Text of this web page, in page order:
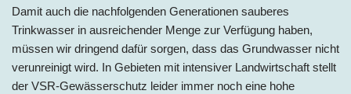
Damit auch die nachfolgenden Generationen sauberes
Trinkwasser in ausreichender Menge zur Verfügung haben,
müssen wir dringend dafür sorgen, dass das Grundwasser nicht
verunreinigt wird. In Gebieten mit intensiver Landwirtschaft stellt
der VSR-Gewässerschutz leider immer noch eine hohe